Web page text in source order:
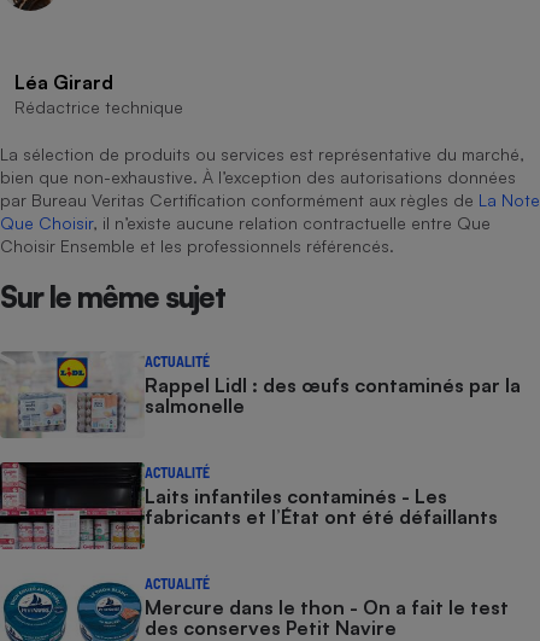
Léa Girard
Rédactrice technique
La sélection de produits ou services est représentative du marché,
bien que non-exhaustive. À l’exception des autorisations données
par Bureau Veritas Certification conformément aux règles de La Note
Que Choisir, il n’existe aucune relation contractuelle entre Que
Choisir Ensemble et les professionnels référencés.
Sur le même sujet
ACTUALITÉ
Rappel Lidl : des œufs contaminés par la
salmonelle
ACTUALITÉ
Laits infantiles contaminés - Les
fabricants et l’État ont été défaillants
ACTUALITÉ
Mercure dans le thon - On a fait le test
des conserves Petit Navire